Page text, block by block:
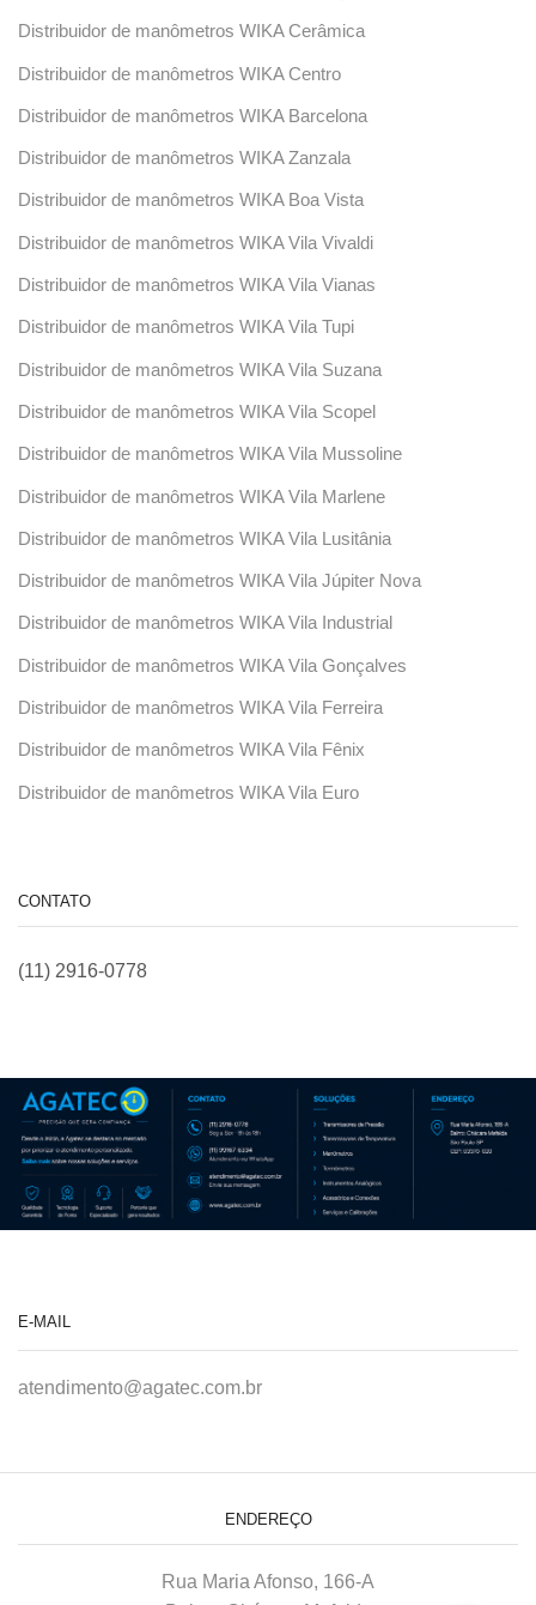
Distribuidor de manômetros WIKA Cerâmica
Distribuidor de manômetros WIKA Centro
Distribuidor de manômetros WIKA Barcelona
Distribuidor de manômetros WIKA Zanzala
Distribuidor de manômetros WIKA Boa Vista
Distribuidor de manômetros WIKA Vila Vivaldi
Distribuidor de manômetros WIKA Vila Vianas
Distribuidor de manômetros WIKA Vila Tupi
Distribuidor de manômetros WIKA Vila Suzana
Distribuidor de manômetros WIKA Vila Scopel
Distribuidor de manômetros WIKA Vila Mussoline
Distribuidor de manômetros WIKA Vila Marlene
Distribuidor de manômetros WIKA Vila Lusitânia
Distribuidor de manômetros WIKA Vila Júpiter Nova
Distribuidor de manômetros WIKA Vila Industrial
Distribuidor de manômetros WIKA Vila Gonçalves
Distribuidor de manômetros WIKA Vila Ferreira
Distribuidor de manômetros WIKA Vila Fênix
Distribuidor de manômetros WIKA Vila Euro
CONTATO
(11) 2916-0778
E-MAIL
atendimento@agatec.com.br
ENDEREÇO
Rua Maria Afonso, 166-A